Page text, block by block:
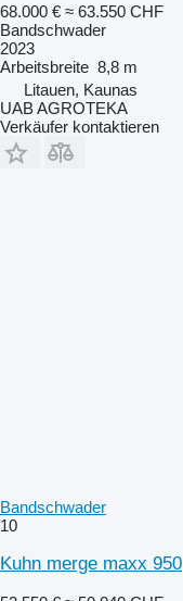
68.000 € ≈ 63.550 CHF
Bandschwader
2023
Arbeitsbreite 8,8 m
Litauen, Kaunas
UAB AGROTEKA
Verkäufer kontaktieren
Bandschwader
10
Kuhn merge maxx 950